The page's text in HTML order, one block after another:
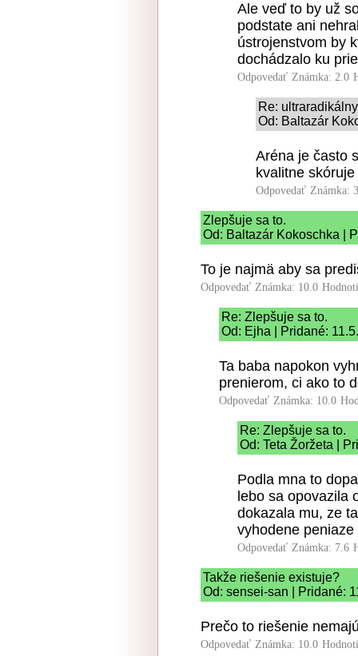
Ale veď to by už
podstate ani
ústrojenstvom by
dochádzalo ku
Odpovedať Známka: 2.0
Re:
Od: Baltazár
Aréna je často
kvalitne
Odpovedať Známka:
Zlepšuje sa to.
Od: Baltazár Kokoschka |
To je najmä aby sa
Odpovedať Známka: 10.0
Re: Zlepšuje sa to.
Od: Ejha | Pridané:
Ta baba napokon
prenierom, ci ako to
Odpovedať Známka: 10.0
Re: Zlepšuje sa to.
Od: Teta Žoržeta |
Podla mna to
lebo sa opovazila
dokazala mu, ze
vyhodene
Odpovedať Známka: 7.6
Takže riešenie existuje?
Od: sensei-san | Pridané:
Prečo to riešenie
Odpovedať Známka: 10.0